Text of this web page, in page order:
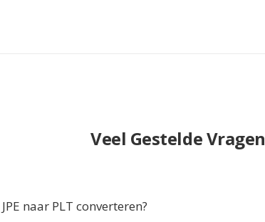
Veel Gestelde Vragen
naar PLT converteren?